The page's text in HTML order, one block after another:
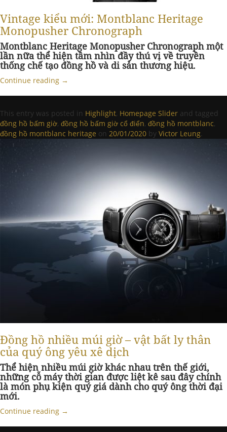
Vintage kiểu mới: Montblanc Heritage
Monopusher Chronograph
Montblanc Heritage Monopusher Chronograph một
lần nữa thể hiện tầm nhìn đầy thú vị về truyền
thống chế tạo đồng hồ và di sản thương hiệu.
Continue reading →
This entry was posted in Highlight, Homepage Slider and tagged
đồng hồ bấm giờ, đồng hồ bấm giờ cổ điển, đồng hồ montblanc,
đồng hồ montblanc heritage on 20/01/2020 by Victor Leung.
Đồng hồ nhiều múi giờ – vật bất ly thân
của quý ông yêu xê dịch
Thể hiện nhiều múi giờ khác nhau trên thế giới,
những cỗ máy thời gian được liệt kê sau đây chính
là món phụ kiện quý giá dành cho quý ông thời đại
mới.
Continue reading →